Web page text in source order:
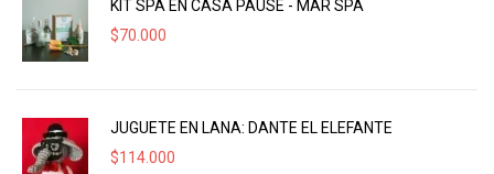
KIT SPA EN CASA PAUSE - MAR SPA
$70.000
JUGUETE EN LANA: DANTE EL ELEFANTE
$114.000